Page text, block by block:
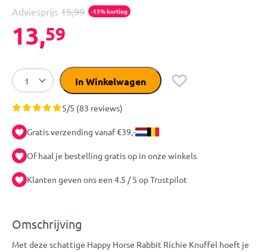
Adviesprijs 15,99 -15% korting
13,59
In Winkelwagen
5/5 (83 reviews)
Gratis verzending vanaf €39,-
Of haal je bestelling gratis op in onze winkels
Klanten geven ons een 4.5 / 5 op Trustpilot
Omschrijving
Met deze schattige Happy Horse Rabbit Richie Knuffel hoeft je